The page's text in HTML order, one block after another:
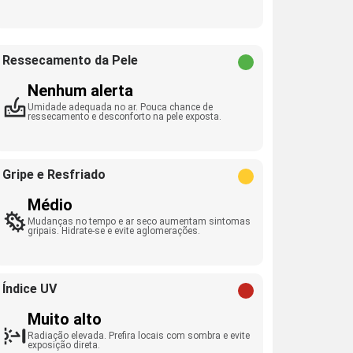
Ressecamento da Pele
Nenhum alerta
Umidade adequada no ar. Pouca chance de
ressecamento e desconforto na pele exposta.
Gripe e Resfriado
Médio
Mudanças no tempo e ar seco aumentam sintomas
gripais. Hidrate-se e evite aglomerações.
Índice UV
Muito alto
Radiação elevada. Prefira locais com sombra e evite
exposição direta.